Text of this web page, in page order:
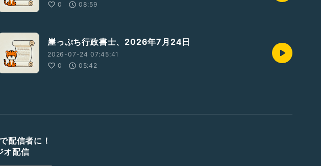
0
08:59
崖っぷち行政書士、2026年7月24日
2026-07-24 07:45:41
0
05:42
配信者に！
オ配信